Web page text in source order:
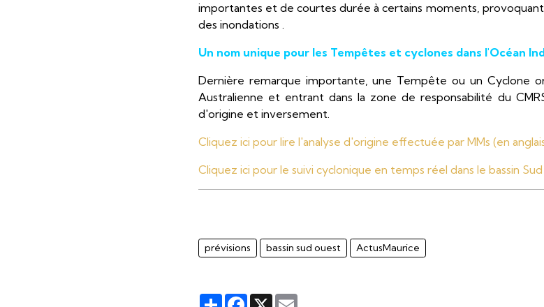
importantes et de courtes durée à certains moments,
des inondations .
Un nom unique pour les Tempêtes et cyclones dans l'Océan
Dernière remarque importante, une Tempête ou un Cyclone
Australienne et entrant dans la zone de responsabilité du
d'origine et inversement.
Cliquez ici pour lire l'analyse d'origine effectuée par MMs (en
Cliquez ici pour le suivi cyclonique en temps réel dans le bassin
prévisions bassin sud ouest ActusMaurice
PartagerFacebook
X Email